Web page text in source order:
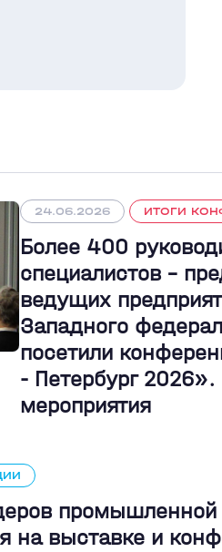
24.06.2026 ИТОГИ
Более 400
специалистов –
ведущих
Западного
посетили
- Петербург 2026».
мероприятия
промышленной
на выставке и